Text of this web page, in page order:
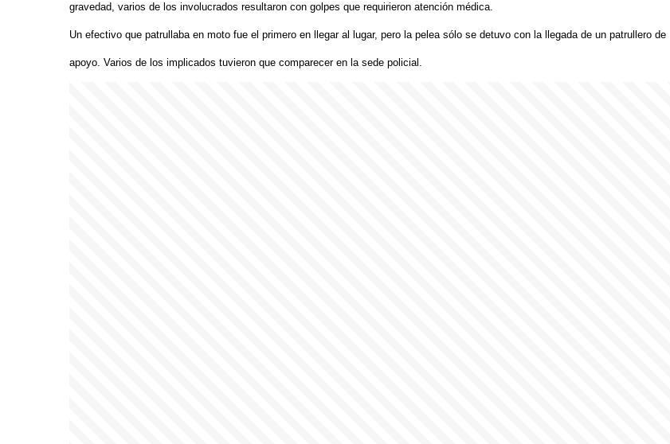
gravedad, varios de los involucrados resultaron con golpes que requirieron atención médica.
Un efectivo que patrullaba en moto fue el primero en llegar al lugar, pero la pelea sólo se detuvo con la llegada de un patrullero de
apoyo. Varios de los implicados tuvieron que comparecer en la sede policial.